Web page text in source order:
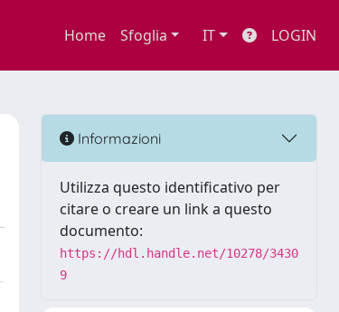
Home Sfoglia IT LOGIN
Informazioni
Utilizza questo identificativo per
citare o creare un link a questo
documento:
https://hdl.handle.net/10278/3430
9